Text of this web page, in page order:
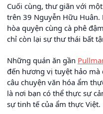
Cuối cùng, thư giãn với
trên 39 Nguyễn Hữu
hòa quyện cùng cà phê
chỉ còn lại sự thư thái bất
Những quán ăn gần
đến hương vị tuyệt hảo
câu chuyện văn hóa ẩm
là nơi bạn có thể thực sự
sự tinh tế của ẩm thực Việt.